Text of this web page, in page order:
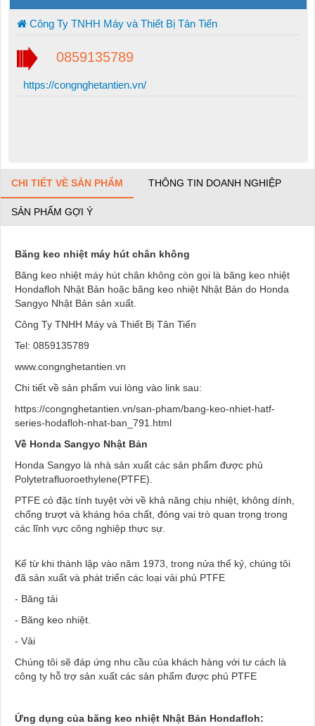
Công Ty TNHH Máy và Thiết Bị Tân Tiến
0859135789
https://congnghetantien.vn/
CHI TIẾT VỀ SẢN PHẨM THÔNG TIN DOANH NGHIỆP
SẢN PHẨM GỢI Ý
Băng keo nhiệt máy hút chân không
Băng keo nhiệt máy hút chân không còn gọi là băng keo nhiệt
Hondafloh Nhật Bản hoặc băng keo nhiệt Nhật Bản do Honda
Sangyo Nhật Bản sản xuất.
Công Ty TNHH Máy và Thiết Bị Tân Tiến
Tel: 0859135789
www.congnghetantien.vn
Chi tiết về sản phẩm vui lòng vào link sau:
https://congnghetantien.vn/san-pham/bang-keo-nhiet-hatf-
series-hodafloh-nhat-ban_791.html
Về Honda Sangyo Nhật Bản
Honda Sangyo là nhà sản xuất các sản phẩm được phủ
Polytetrafluoroethylene(PTFE).
PTFE có đặc tính tuyệt vời về khả năng chịu nhiệt, không dính,
chống trượt và kháng hóa chất, đóng vai trò quan trọng trong
các lĩnh vực công nghiệp thực sự.
Kể từ khi thành lập vào năm 1973, trong nửa thế kỷ, chúng tôi
đã sản xuất và phát triển các loại vải phủ PTFE
- Băng tải
- Băng keo nhiệt.
- Vải
Chúng tôi sẽ đáp ứng nhu cầu của khách hàng với tư cách là
công ty hỗ trợ sản xuất các sản phẩm được phủ PTFE
Ứng dụng của băng keo nhiệt Nhật Bản Hondafloh: